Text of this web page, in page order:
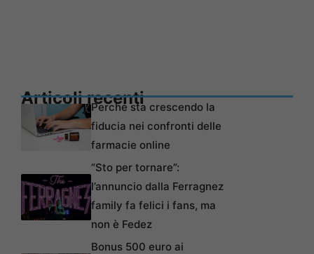
Articoli recentiPerché sta crescendo la
fiducia nei confronti delle
farmacie online
“Sto per tornare”:
l’annuncio dalla Ferragnez
family fa felici i fans, ma
non è Fedez
Bonus 500 euro ai